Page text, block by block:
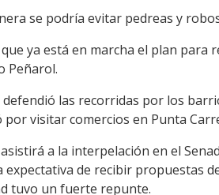
se podría evitar pedreas y
ya está en marcha el plan para
Peñarol.
las recorridas por los
por visitar comercios en Punta
a la interpelación en el
expectativa de recibir propuestas
tuvo un fuerte repunte.